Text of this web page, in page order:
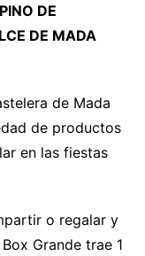
DE
DE MADA
de Mada
de productos
en las fiestas
o regalar y
Grande trae 1